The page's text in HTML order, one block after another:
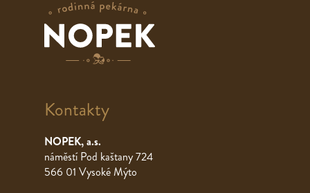
Kontakty
NOPEK, a.s.
náměstí Pod kaštany 724
566 01 Vysoké Mýto